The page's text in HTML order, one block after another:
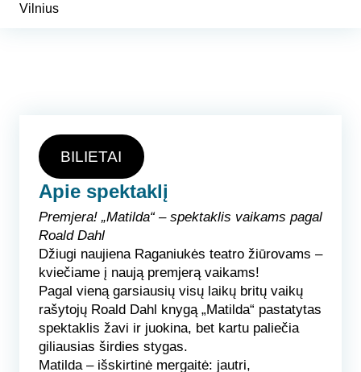
Vilnius
BILIETAI
Apie spektaklį
Premjera! „Matilda“ – spektaklis vaikams pagal
Roald Dahl
Džiugi naujiena Raganiukės teatro žiūrovams –
kviečiame į naują premjerą vaikams!
Pagal vieną garsiausių visų laikų britų vaikų
rašytojų Roald Dahl knygą „Matilda“ pastatytas
spektaklis žavi ir juokina, bet kartu paliečia
giliausias širdies stygas.
Matilda– išskirtinė mergaitė: jautri,